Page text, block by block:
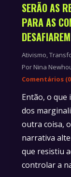
SERÃO AS
PARA AS
Ativismo,
Por Nina
Comentários
Então, o que
dos
outra coisa,
narrativa
que resistiu
controlar a